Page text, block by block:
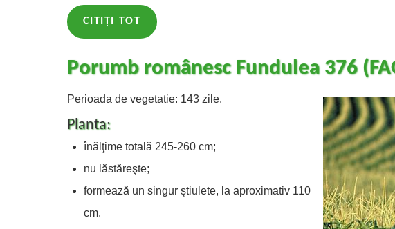
CITIȚI TOT
Porumb românesc Fundulea 376
Perioada de vegetatie: 143 zile.
Planta:
înălţime totală 245-260 cm;
nu lăstăreşte;
formează un singur ştiulete, la aproximativ 110
cm.